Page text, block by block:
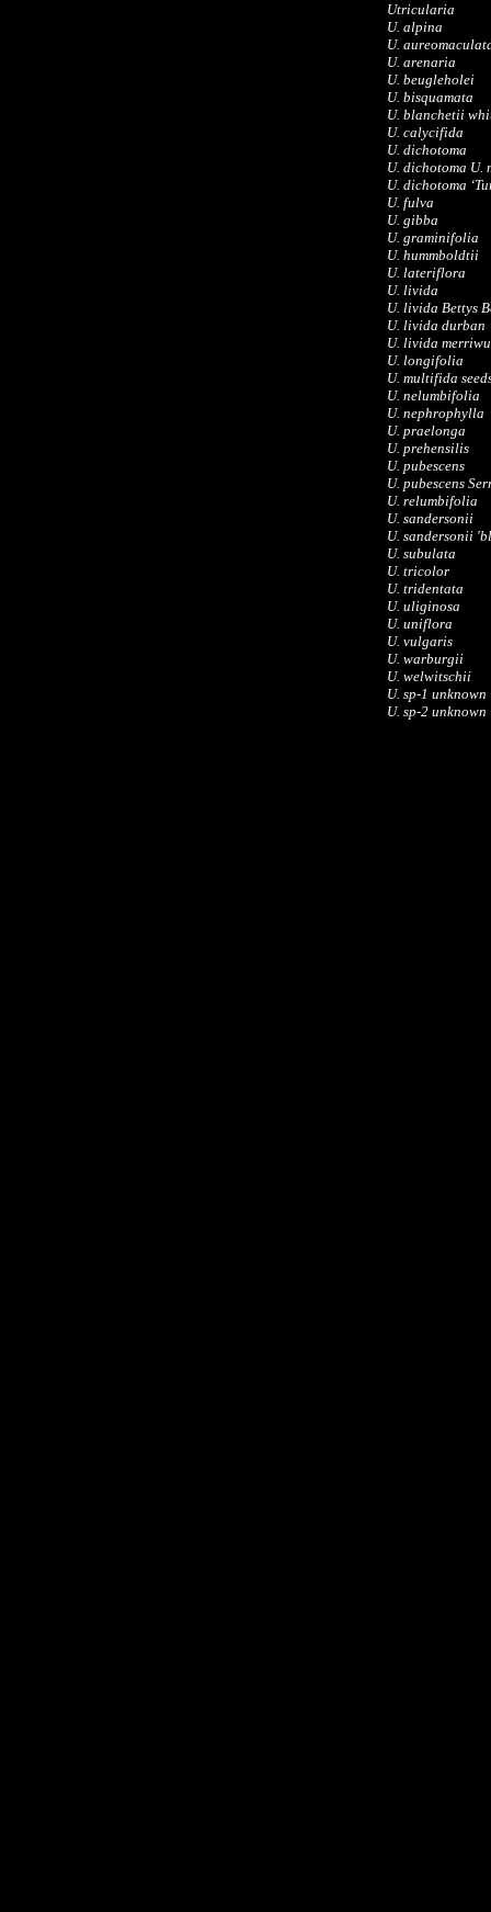
Utricularia
U. alpina
U.
U. arenaria
U. beugleholei
U. bisquamata
U. blanchetii
U. calycifida
U. dichotoma
U. dichotoma U.
U. dichotoma
U. fulva
U. gibba
U. graminifolia
U. hummboldtii
U. lateriflora
U. livida
U. livida Bettys
U. livida durban
U. livida
U. longifolia
U. multifida
U. nelumbifolia
U. nephrophylla
U. praelonga
U. prehensilis
U. pubescens
U. pubescens
U. relumbifolia
U. sandersonii
U. sandersonii
U. subulata
U. tricolor
U. tridentata
U. uliginosa
U. uniflora
U. vulgaris
U. warburgii
U. welwitschii
U. sp-1 unknown
U. sp-2 unknown